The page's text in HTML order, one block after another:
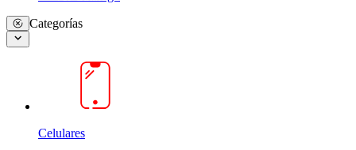
Categorías
Celulares